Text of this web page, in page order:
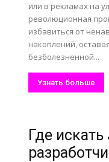
или в рекламах на
революционная
избавиться от
накоплений,
безболезненной...
Узнать больше
Где искать